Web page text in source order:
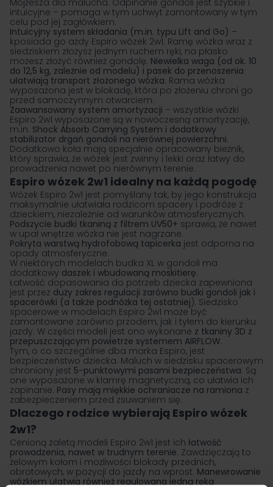
Mojżesza dla malucha. Odpinanie gondoli jest szybkie i
intuicyjne – pomaga w tym uchwyt zamontowany w tym
celu pod jej zagłówkiem.
Intuicyjny system składania (m.in. typu Lift and Go) –
kposiada go ażdy Espiro wózek 2w1. Ramę wózka wraz z
siedziskiem złożysz jednym ruchem ręki, na płasko
możesz złożyć również gondolę. Niewielka waga (od ok. 10
do 12,5 kg, zależnie od modelu) i pasek do przenoszenia
ułatwiają transport złożonego wózka. Rama wózka
wyposażona jest w blokadę, która po złożeniu chroni go
przed samoczynnym otwarciem.
Zaawansowany system amortyzacji – wszystkie wózki
Espiro 2w1 wyposażone są w nowoczesną amortyzację,
m.in. Shock Absorb Carrying System i dodatkowy
stabilizator drgań gondoli na nierównej powierzchni.
Dodatkowo koła mają specjalnie opracowany bieżnik,
który sprawia, że wózek jest zwinny i lekki oraz łatwy do
prowadzenia nawet po nierównym terenie.
Espiro wózek 2w1 idealny na każdą pogodę
Wózek Espiro 2w1 jest pomyślany tak, by jego konstrukcja
maksymalnie ułatwiała rodzicom spacery i podróże z
dzieckiem, niezależnie od warunków atmosferycznych.
Podszycie budki tkaniną z filtrem UV50+ sprawia, że nawet
w upał wnętrze wózka nie jest nagrzane.
Pokryta warstwą hydrofobową tapicerka jest odporna na
opady atmosferyczne.
W niektórych modelach budka XL w gondoli ma
dodatkowy daszek i wbudowaną moskitierę.
Łatwość dopasowania do potrzeb dziecka zapewniona
jest przez duży zakres regulacji zarówno budki gondoli jak i
spacerówki (a także podnóżka tej ostatniej). Siedzisko
spacerowe w modelach Espiro 2w1 może być
zamontowane zarówno przodem, jak i tyłem do kierunku
jazdy. W części modeli jest ono wykonane z tkaniny 3D z
przepuszczającym powietrze systemem AIRFLOW.
Tym, o co szczególnie dba marka Espiro, jest
bezpieczeństwo dziecka. Maluch w siedzisku spacerowym
chroniony jest 5-punktowymi pasami bezpieczeństwa. Są
one wyposażone w klamrę magnetyczną, co ułatwia ich
zapinanie. Pasy mają miękkie ochraniacze na ramiona z
zabezpieczeniem przed zsuwaniem się.
Dlaczego rodzice wybierają Espiro wózek
2w1?
Cenioną zaletą modeli Espiro 2w1 jest ich łatwość
prowadzenia, nawet w trudnym terenie. Zawdzięczają to
żelowym kołom i możliwości blokady przednich,
obrotowych, w pozycji do jazdy na wprost. Manewrowanie
wózkiem ułatwia również regulowana jedną ręką